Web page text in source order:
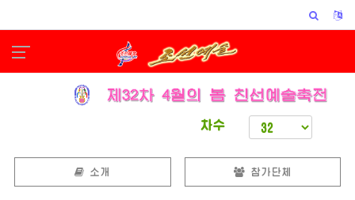
차수
소개 참가단체